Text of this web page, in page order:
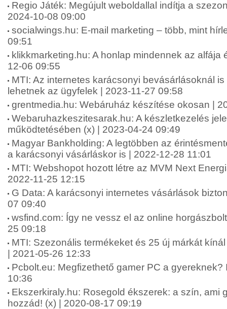
Regio Játék: Megújult weboldallal indítja a
2024-10-08 09:00
socialwings.hu: E-mail marketing – több, mint
09:51
klikkmarketing.hu: A honlap mindennek az alfája
12-06 09:55
MTI: Az internetes karácsonyi bevásárlásoknál
lehetnek az ügyfelek | 2023-11-27 09:58
grentmedia.hu: Webáruház készítése okosan |
Webaruhazkeszitesarak.hu: A készletkezelés
működtetésében (x) | 2023-04-24 09:49
Magyar Bankholding: A legtöbben az
a karácsonyi vásárláskor is | 2022-12-28 11:01
MTI: Webshopot hozott létre az MVM Next
2022-11-25 12:15
G Data: A karácsonyi internetes vásárlások
07 09:40
wsfind.com: Így ne vessz el az online
25 09:18
MTI: Szezonális termékeket és 25 új márkát
| 2021-05-26 12:33
Pcbolt.eu: Megfizethető gamer PC a gyereknek?
10:36
Ekszerkiraly.hu: Rosegold ékszerek: a szín, ami
hozzád! (x) | 2020-08-17 09:19